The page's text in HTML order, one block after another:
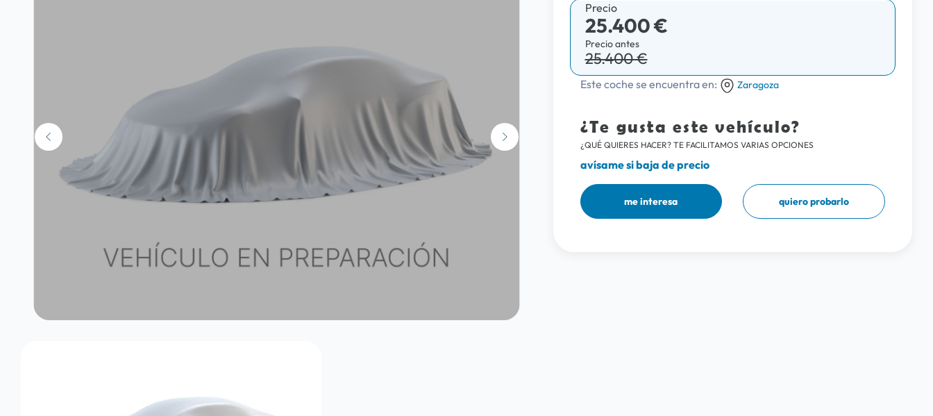
Precio
25.400 €
Precio antes
25.400 €
Este coche se encuentra en: Zaragoza
¿Te gusta este vehículo?
¿QUÉ QUIERES HACER? TE FACILITAMOS VARIAS OPCIONES
avísame si baja de precio
me interesa quiero probarlo